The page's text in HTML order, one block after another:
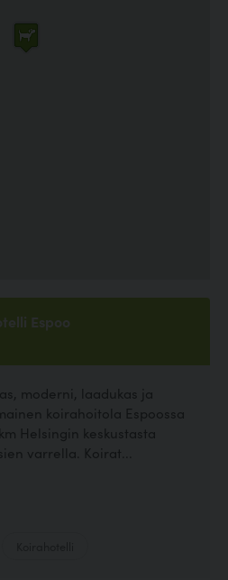
Espoo
moderni, laadukas ja
koirahoitola Espoossa
Helsingin keskustasta
varrella. Koirat...